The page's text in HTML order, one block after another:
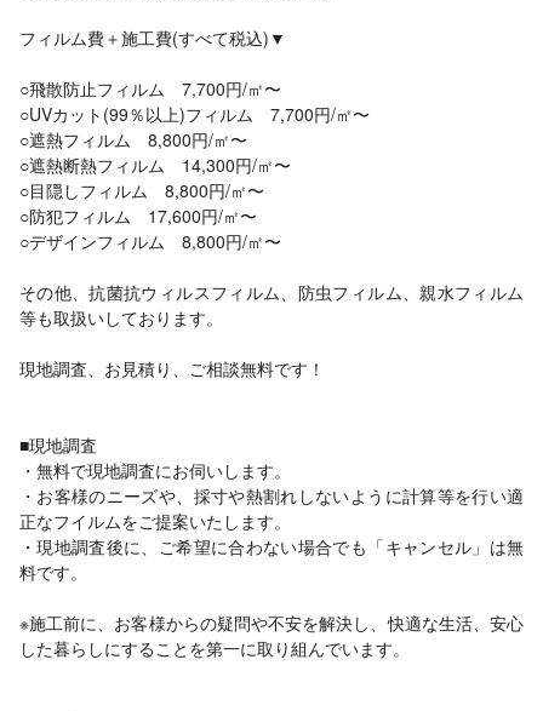
フィルム費＋施工費(すべて税込)▼
○飛散防止フィルム 7,700円/㎡〜
○UVカット(99％以上)フィルム 7,700円/㎡〜
○遮熱フィルム 8,800円/㎡〜
○遮熱断熱フィルム 14,300円/㎡〜
○目隠しフィルム 8,800円/㎡〜
○防犯フィルム 17,600円/㎡〜
○デザインフィルム 8,800円/㎡〜
その他、抗菌抗ウィルスフィルム、防虫フィルム、親水フィルム
等も取扱いしております。
現地調査、お見積り、ご相談無料です！
■現地調査
・無料で現地調査にお伺いします。
・お客様のニーズや、採寸や熱割れしないように計算等を行い適
正なフイルムをご提案いたします。
・現地調査後に、ご希望に合わない場合でも「キャンセル」は無
料です。
※施工前に、お客様からの疑問や不安を解決し、快適な生活、安心
した暮らしにすることを第一に取り組んでいます。